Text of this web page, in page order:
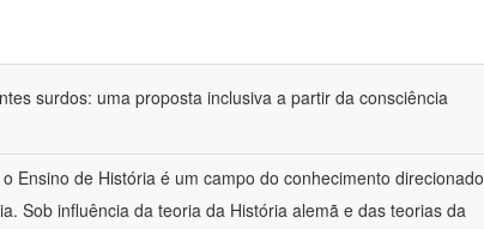
surdos: uma proposta inclusiva a partir da consciência
Ensino de História é um campo do conhecimento direcionado
Sob influência da teoria da História alemã e das teorias da